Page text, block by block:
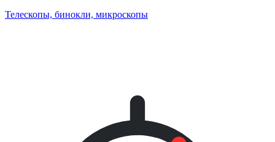
Телескопы, бинокли, микроскопы